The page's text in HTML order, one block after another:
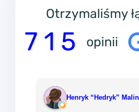
Otrzymaliśmy
7 1 5 opinii
Henryk “Hedryk”